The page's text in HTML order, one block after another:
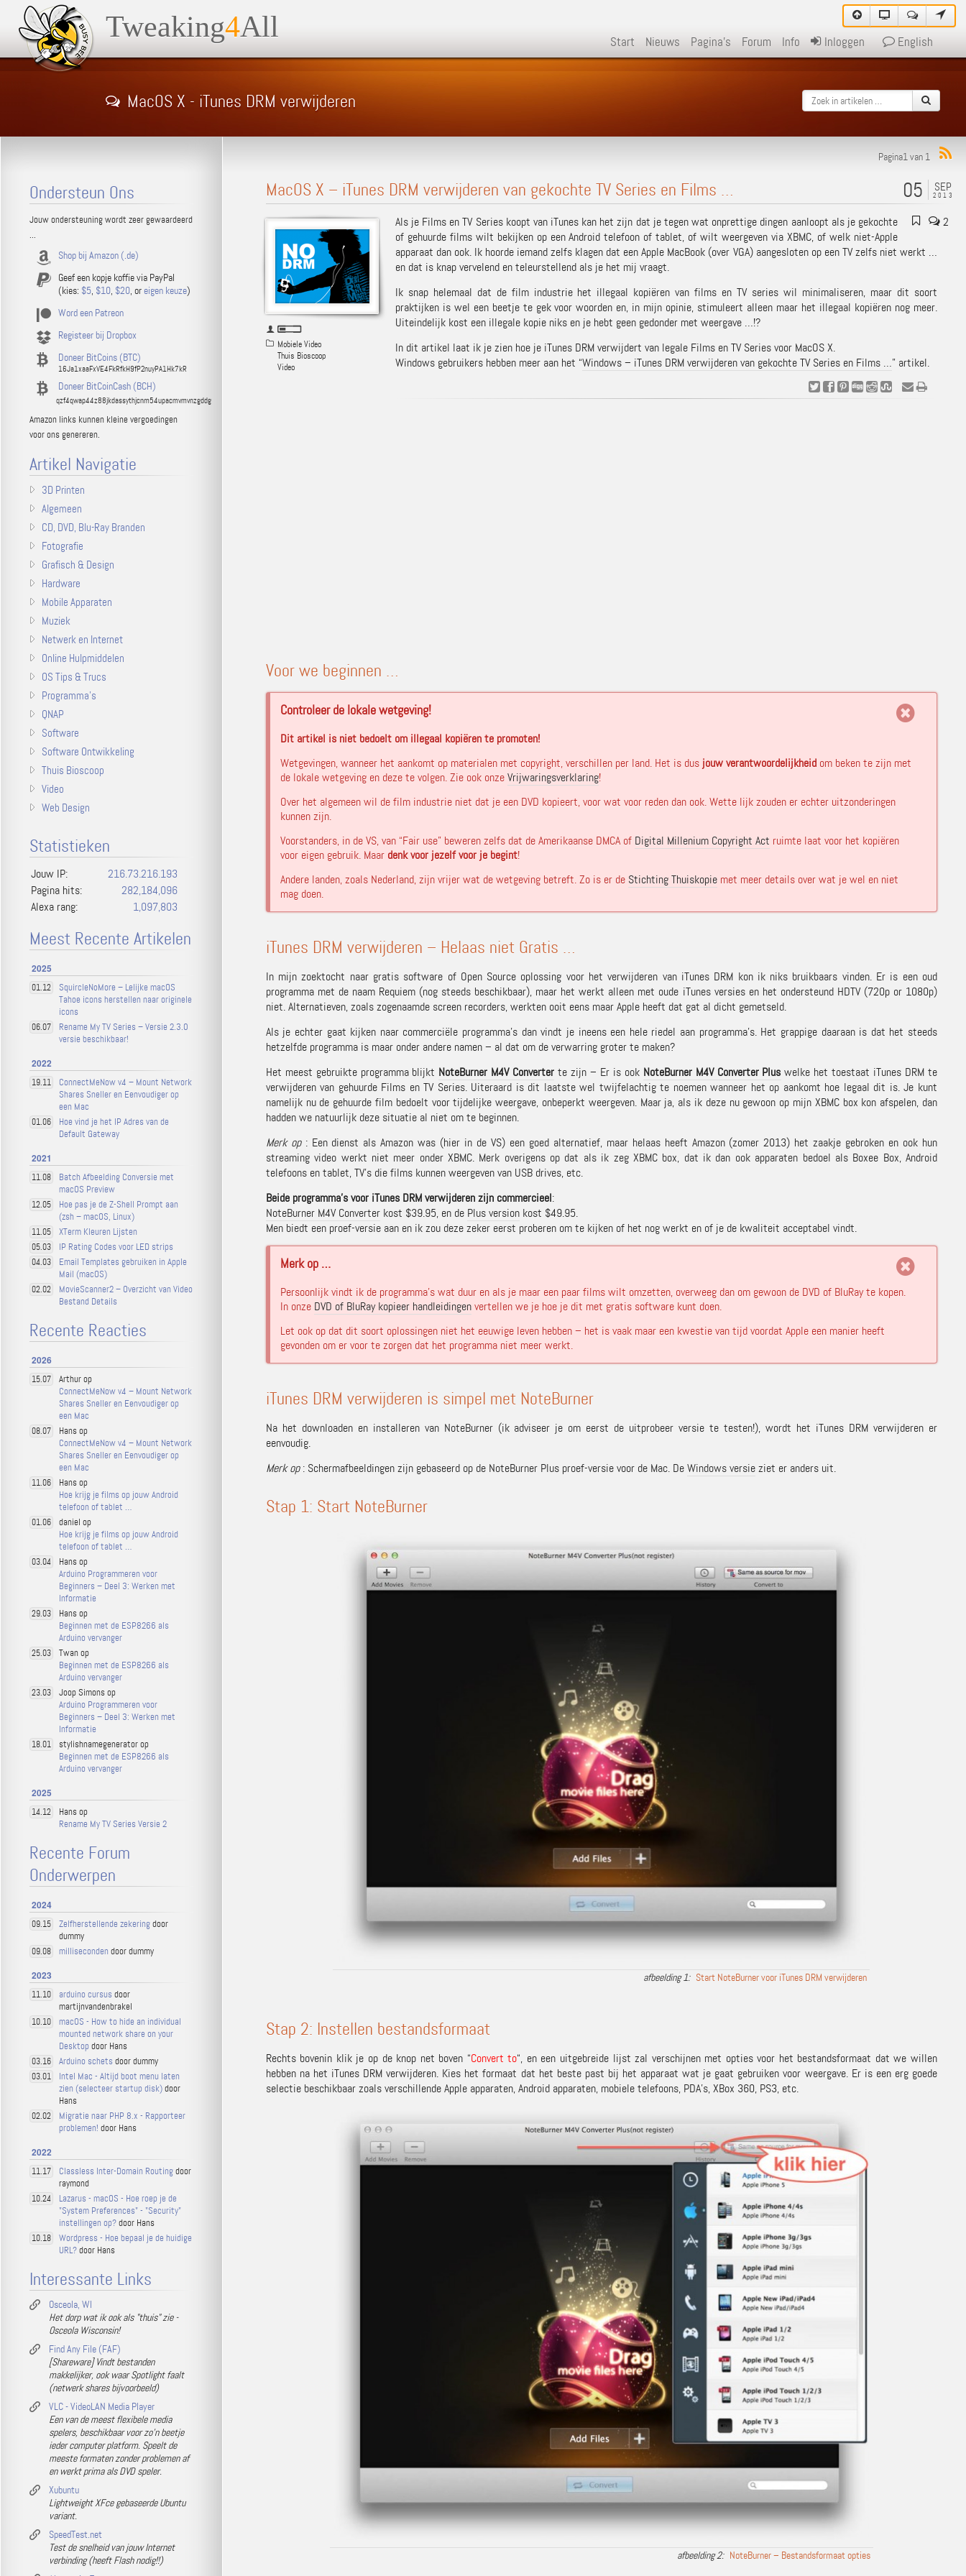
Tweaking4All Start Nieuws Pagina's Forum Info Inloggen English
MacOS X - iTunes DRM verwijderen
Pagina1 van 1
SEP
2013
05
MacOS X – iTunes DRM verwijderen van gekochte TV Series en Films …
Mobiele Video
Thuis Bioscoop
Video
2
Als je Films en TV Series koopt van iTunes kan het zijn dat je tegen wat onprettige dingen aanloopt als je gekochte
of gehuurde films wilt bekijken op een Android telefoon of tablet, of wilt weergeven via XBMC, of welk niet-Apple
apparaat dan ook. Ik hoorde iemand zelfs klagen dat een Apple MacBook (over VGA) aangesloten op een TV zelfs niet werkt …
en dat is knap vervelend en teleurstellend als je het mij vraagt.
Ik snap helemaal dat de film industrie het illegaal kopiëren van films en TV series wil minimaliseren, maar dit soort
praktijken is wel een beetje te gek voor woorden en, in mijn opinie, stimuleert alleen maar het illegaal kopiëren nog meer.
Uiteindelijk kost een illegale kopie niks en je hebt geen gedonder met weergave …!?
In dit artikel laat ik je zien hoe je iTunes DRM verwijdert van legale Films en TV Series voor MacOS X.
Windows gebruikers hebben meer aan het “Windows – iTunes DRM verwijderen van gekochte TV Series en Films …” artikel.
Voor we beginnen …
Controleer de lokale wetgeving!
Dit artikel is niet bedoelt om illegaal kopiëren te promoten!
Wetgevingen, wanneer het aankomt op materialen met copyright, verschillen per land. Het is dus jouw verantwoordelijkheidom beken te zijn met
de lokale wetgeving en deze te volgen. Zie ook onzeVrijwaringsverklaring!
Over het algemeen wil de film industrie niet dat je een DVD kopieert, voor wat voor reden dan ook. Wette lijk zouden er echter uitzonderingen
kunnen zijn.
Voorstanders, in de VS, van “Fair use” beweren zelfs dat de Amerikaanse DMCA of Digital Millenium Copyright Act ruimte laat voor het kopiëren
voor eigen gebruik. Maar denk voor jezelf voor je begint!
Andere landen, zoals Nederland, zijn vrijer wat de wetgeving betreft. Zo is er de Stichting Thuiskopiemet meer details over wat je wel en niet
mag doen.
iTunes DRM verwijderen – Helaas niet Gratis …
In mijn zoektocht naar gratis software of Open Source oplossing voor het verwijderen van iTunes DRM kon ik niks bruikbaars vinden. Er is een oud
programma met de naam Requiem (nog steeds beschikbaar), maar het werkt alleen met oude iTunes versies en het ondersteund HDTV (720p or 1080p)
niet. Alternatieven, zoals zogenaamde screen recorders, werkten ooit eens maar Apple heeft dat gat al dicht gemetseld.
Als je echter gaat kijken naar commerciële programma’s dan vindt je ineens een hele riedel aan programma’s. Het grappige daaraan is dat het steeds
hetzelfde programma is maar onder andere namen – al dat om de verwarring groter te maken?
Het meest gebruikte programma blijkt NoteBurner M4V Converter te zijn – Er is ook NoteBurner M4V Converter Plus welke het toestaat iTunes DRM te
verwijderen van gehuurde Films en TV Series. Uiteraard is dit laatste wel twijfelachtig te noemen wanneer het op aankomt hoe legaal dit is. Je kunt
namelijk nu de gehuurde film bedoelt voor tijdelijke weergave, onbeperkt weergeven. Maar ja, als ik deze nu gewoon op mijn XBMC box kon afspelen, dan
hadden we natuurlijk deze situatie al niet om te beginnen.
Merk op: Een dienst als Amazon was (hier in de VS) een goed alternatief, maar helaas heeft Amazon (zomer 2013) het zaakje gebroken en ook hun
streaming video werkt niet meer onder XBMC. Merk overigens op dat als ik zeg XBMC box, dat ik dan ook apparaten bedoel als Boxee Box, Android
telefoons en tablet, TV’s die films kunnen weergeven van USB drives, etc.
Beide programma’s voor iTunes DRM verwijderen zijn commercieel:
NoteBurner M4V Converterkost $39.95, en de Plus versionkost $49.95.
Men biedt een proef-versie aan en ik zou deze zeker eerst proberen om te kijken of het nog werkt en of je de kwaliteit acceptabel vindt.
Merk op …
Persoonlijk vindt ik de programma’s wat duur en als je maar een paar films wilt omzetten, overweeg dan om gewoon de DVD of BluRay te kopen.
In onze DVD of BluRay kopieer handleidingenvertellen we je hoe je dit met gratis software kunt doen.
Let ook op dat dit soort oplossingen niet het eeuwige leven hebben – het is vaak maar een kwestie van tijd voordat Apple een manier heeft
gevonden om er voor te zorgen dat het programma niet meer werkt.
iTunes DRM verwijderen is simpel met NoteBurner
Na het downloaden en installeren van NoteBurner (ik adviseer je om eerst de uitprobeer versie te testen!), wordt het iTunes DRM verwijderen er
eenvoudig.
Merk op: Schermafbeeldingen zijn gebaseerd op de NoteBurner Plus proef-versie voor de Mac. DeWindows versieziet er anders uit.
Stap 1: Start NoteBurner
Start NoteBurner voor iTunes DRM verwijderen
Stap 2: Instellen bestandsformaat
Rechts bovenin klik je op de knop net boven “Convert to“, en een uitgebreide lijst zal verschijnen met opties voor het bestandsformaat dat we willen
hebben na het iTunes DRM verwijderen. Kies het formaat dat het beste past bij het apparaat wat je gaat gebruiken voor weergave. Er is een erg goede
selectie beschikbaar zoals verschillende Apple apparaten, Android apparaten, mobiele telefoons, PDA’s, XBox 360, PS3, etc.
NoteBurner – Bestandsformaat opties
Ondersteun Ons
Jouw ondersteuning wordt zeer gewaardeerd
...
Shop bij Amazon (.de)
Geef een kopje koffie via PayPal
(kies: $5, $10, $20, or eigen keuze)
Word een Patreon
Registeer bij Dropbox
Doneer BitCoins (BTC)
16Ja1xaaFxVE4FkRfkH9fP2nuyPA1Hk7kR
Doneer BitCoinCash (BCH)
qzf4qwap44z88jkdassythjcnm54upacmvmvnzgddg
Amazon links kunnen kleine vergoedingen
voor ons genereren.
Artikel Navigatie
3D Printen
Algemeen
CD, DVD, Blu-Ray Branden
Fotografie
Grafisch & Design
Hardware
Mobile Apparaten
Muziek
Netwerk en Internet
Online Hulpmiddelen
OS Tips & Trucs
Programma's
QNAP
Software
Software Ontwikkeling
Thuis Bioscoop
Video
Web Design
Statistieken
Jouw IP:
216.73.216.193
Pagina hits:
282,184,096
Alexa rang:
1,097,803
Meest Recente Artikelen
2025
01.12
SquircleNoMore – Lelijke macOS
Tahoe icons herstellen naar originele
icons
06.07
Rename My TV Series – Versie 2.3.0
versie beschikbaar!
2022
19.11
ConnectMeNow v4 – Mount Network
Shares Sneller en Eenvoudiger op
een Mac
01.06
Hoe vind je het IP Adres van de
Default Gateway
2021
11.08
Batch Afbeelding Conversie met
macOS Preview
12.05
Hoe pas je de Z-Shell Prompt aan
(zsh – macOS, Linux)
11.05 XTerm Kleuren Lijsten
05.03 IP Rating Codes voor LED strips
04.03
Email Templates gebruiken in Apple
Mail (macOS)
02.02
MovieScanner2 – Overzicht van Video
Bestand Details
Recente Reacties
2026
15.07
Arthur op
ConnectMeNow v4 – Mount Network
Shares Sneller en Eenvoudiger op
een Mac
08.07
Hans op
ConnectMeNow v4 – Mount Network
Shares Sneller en Eenvoudiger op
een Mac
11.06
Hans op
Hoe krijg je films op jouw Android
telefoon of tablet …
01.06
daniel op
Hoe krijg je films op jouw Android
telefoon of tablet …
03.04
Hans op
Arduino Programmeren voor
Beginners – Deel 3: Werken met
Informatie
29.03
Hans op
Beginnen met de ESP8266 als
Arduino vervanger
25.03
Twan op
Beginnen met de ESP8266 als
Arduino vervanger
23.03
Joop Simons op
Arduino Programmeren voor
Beginners – Deel 3: Werken met
Informatie
18.01
stylishnamegenerator op
Beginnen met de ESP8266 als
Arduino vervanger
2025
14.12
Hans op
Rename My TV Series Versie 2
Recente Forum
Onderwerpen
2024
09.15 Zelfherstellende zekeringdoor
dummy
09.08 milliseconden door dummy
2023
11.10 arduino cursus door
martijnvandenbrakel
10.10
macOS - How to hide an individual
mounted network share on your
Desktop door Hans
03.16 Arduino schets door dummy
03.01
Intel Mac - Altijd boot menu laten
zien (selecteer startup disk)door
Hans
02.02
Migratie naar PHP 8.x - Rapporteer
problemen! door Hans
2022
11.17 Classless Inter-Domain Routingdoor
raymond
10.24
Lazarus - macOS - Hoe roep je de
"System Preferences" - "Security"
instellingen op?door Hans
10.18
Wordpress - Hoe bepaal je de huidige
URL?door Hans
Interessante Links
Osceola, WI
Het dorp wat ik ook als "thuis" zie -
Osceola Wisconsin!
Find Any File (FAF)
[Shareware] Vindt bestanden
makkelijker, ook waar Spotlight faalt
(netwerk shares bijvoorbeeld)
VLC - VideoLAN Media Player
Een van de meest flexibele media
spelers, beschikbaar voor zo'n beetje
ieder computer platform. Speelt de
meeste formaten zonder problemen af
en werkt prima als DVD speler.
Xubuntu
Lightweight XFce gebaseerde Ubuntu
variant.
SpeedTest.net
Test de snelheid van jouw Internet
verbinding (heeft Flash nodig!!)